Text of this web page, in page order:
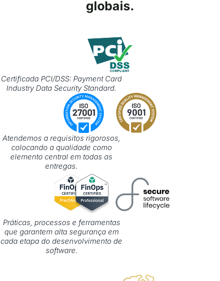
globais.
Certificada PCI/DSS: Payment Card
Industry Data Security Standard.
Atendemos a requisitos rigorosos,
colocando a qualidade como
elemento central em todas as
entregas.
Práticas, processos e ferramentas
que garantem alta segurança em
cada etapa do desenvolvimento de
software.